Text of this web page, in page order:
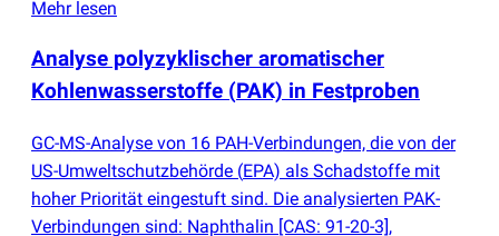
Mehr lesen
Analyse polyzyklischer aromatischer
Kohlenwasserstoffe (PAK) in Festproben
GC-MS-Analyse von 16 PAH-Verbindungen, die von der
US-Umweltschutzbehörde (EPA) als Schadstoffe mit
hoher Priorität eingestuft sind. Die analysierten PAK-
Verbindungen sind: Naphthalin [CAS: 91-20-3],